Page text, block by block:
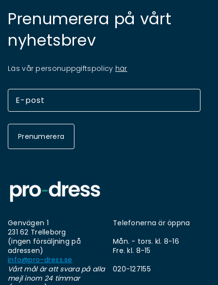
Prenumerera på vårt
nyhetsbrev
Läs vår personuppgiftspolicy här
Prenumerera
Genvägen 1
231 62 Trelleborg
(ingen försäljning på
adressen)
info@pro-dress.se
Vårt mål är att svara på alla
mejl inom 24 timmar
Telefonerna är öppna
Mån. - tors. kl. 8-16
Fre. kl. 8-15
020-127155